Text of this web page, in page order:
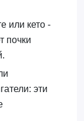
или кето -
почки
эти